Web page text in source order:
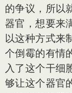
的争议，所以
器官，想要来
以这种方式来
个倒霉的有情
入了这个干细
够让这个器官